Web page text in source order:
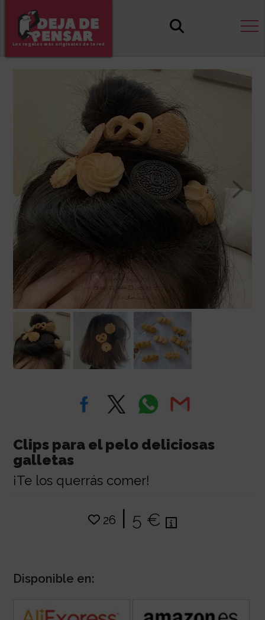
Los regalos más originales de la red
Clips para el pelo deliciosas
galletas
¡Te los querrás comer!
26 | 5 €
Disponible en: